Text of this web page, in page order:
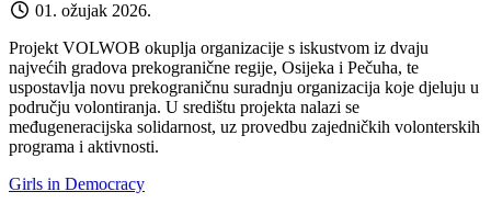
01. ožujak 2026.
Projekt VOLWOB okuplja organizacije s iskustvom iz dvaju
najvećih gradova prekogranične regije, Osijeka i Pečuha, te
uspostavlja novu prekograničnu suradnju organizacija koje djeluju u
području volontiranja. U središtu projekta nalazi se
međugeneracijska solidarnost, uz provedbu zajedničkih volonterskih
programa i aktivnosti.
Girls in Democracy